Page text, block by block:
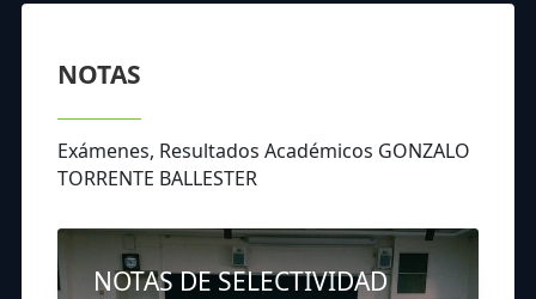
NOTAS
Exámenes, Resultados Académicos GONZALO
TORRENTE BALLESTER
NOTAS DE SELECTIVIDAD